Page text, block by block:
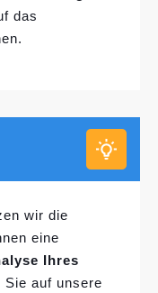
das
wir die
eine
Ihres
Sie auf unsere